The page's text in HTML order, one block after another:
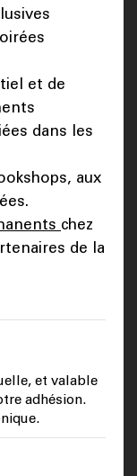
et de
dans les
aux
chez
de la
et valable
adhésion.